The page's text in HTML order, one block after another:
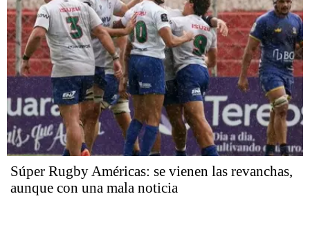
Súper Rugby Américas: se vienen las revanchas,
aunque con una mala noticia